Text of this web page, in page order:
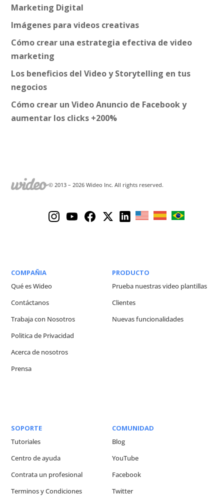
Marketing Digital
Imágenes para videos creativas
Cómo crear una estrategia efectiva de video
marketing
Los beneficios del Video y Storytelling en tus
negocios
Cómo crear un Video Anuncio de Facebook y
aumentar los clicks +200%
© 2013 –2026 Wideo Inc. All rights reserved.
COMPAÑIA
Qué es Wideo
Contáctanos
Trabaja con Nosotros
Politica de Privacidad
Acerca de nosotros
Prensa
PRODUCTO
Prueba nuestras video plantillas
Clientes
Nuevas funcionalidades
SOPORTE
Tutoriales
Centro de ayuda
Contrata un profesional
Terminos y Condiciones
COMUNIDAD
Blog
YouTube
Facebook
Twitter